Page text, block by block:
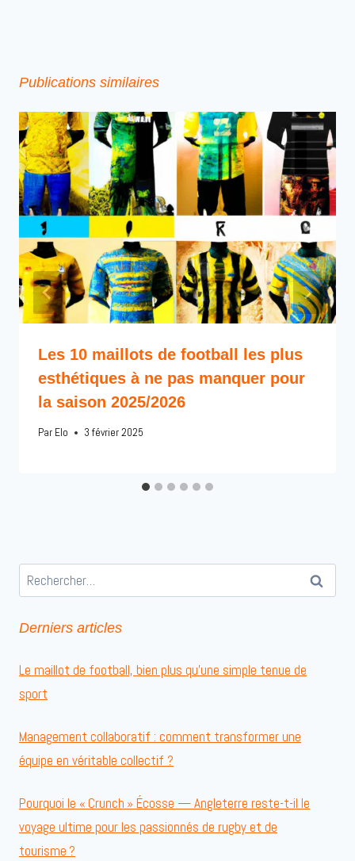
Publications similaires
Les 10 maillots de football les plus
esthétiques à ne pas manquer pour
la saison 2025/2026
Par Elo 3 février 2025
Rechercher :
Derniers articles
Le maillot de football, bien plus qu’une simple tenue de
sport
Management collaboratif : comment transformer une
équipe en véritable collectif ?
Pourquoi le « Crunch » Écosse — Angleterre reste-t-il le
voyage ultime pour les passionnés de rugby et de
tourisme ?